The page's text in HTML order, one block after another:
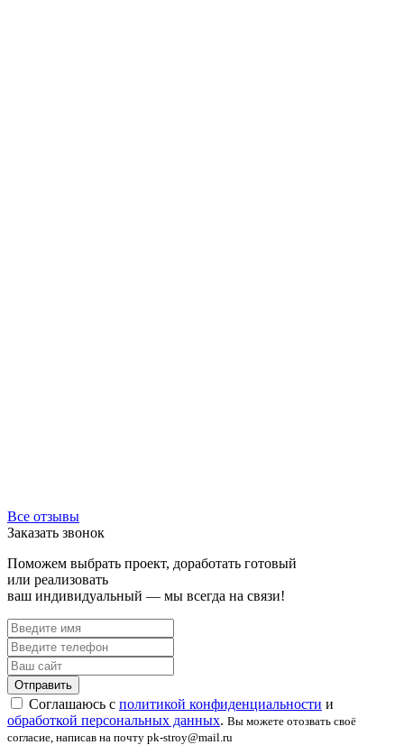
Все отзывы
Заказать звонок
Поможем выбрать проект, доработать готовый
или реализовать
ваш индивидуальный — мы всегда на связи!
Соглашаюсь с политикой конфиденциальности и
обработкой персональных данных. Вы можете отозвать своё
согласие, написав на почту pk-stroy@mail.ru